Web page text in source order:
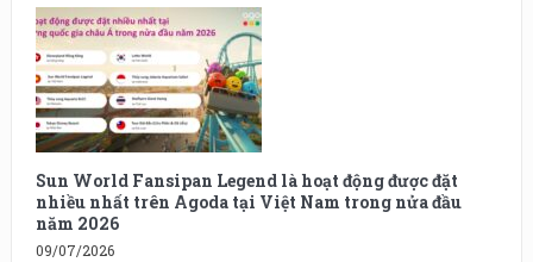
Sun World Fansipan Legend là hoạt động được đặt
nhiều nhất trên Agoda tại Việt Nam trong nửa đầu
năm 2026
09/07/2026